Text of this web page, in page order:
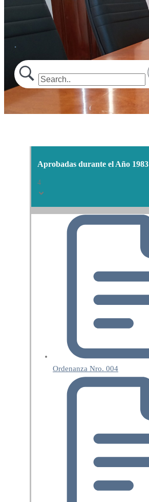
.
Aprobadas durante el Año 1983
4
Ordenanza Nro. 004